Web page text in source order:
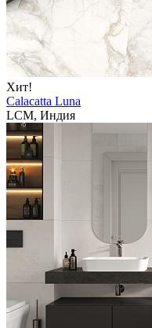
Хит!
Calacatta Luna
LCM, Индия